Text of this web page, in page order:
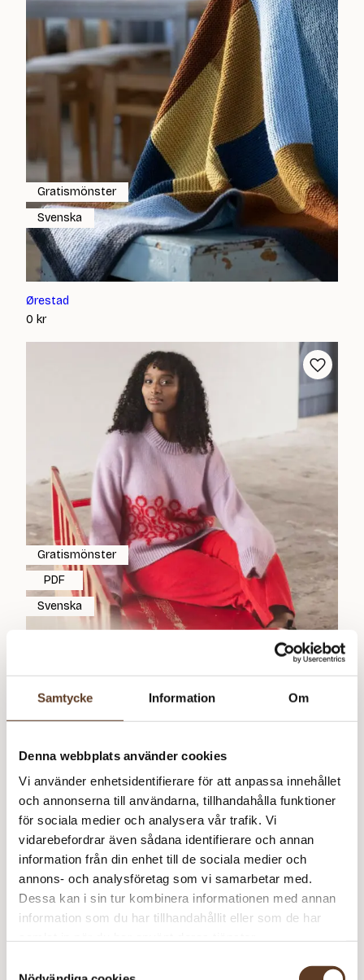
Samtycke Information Om
Denna webbplats använder cookies
Vi använder enhetsidentifierare för att anpassa innehållet
och annonserna till användarna, tillhandahålla funktioner
för sociala medier och analysera vår trafik. Vi
vidarebefordrar även sådana identifierare och annan
information från din enhet till de sociala medier och
annons- och analysföretag som vi samarbetar med.
Dessa kan i sin tur kombinera informationen med annan
information som du har tillhandahållit eller som de har
Ørestad
0 kr
Gratismönster
Svenska
Gratismönster
PDF
Svenska